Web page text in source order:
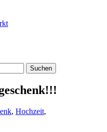
, Hochzeit,